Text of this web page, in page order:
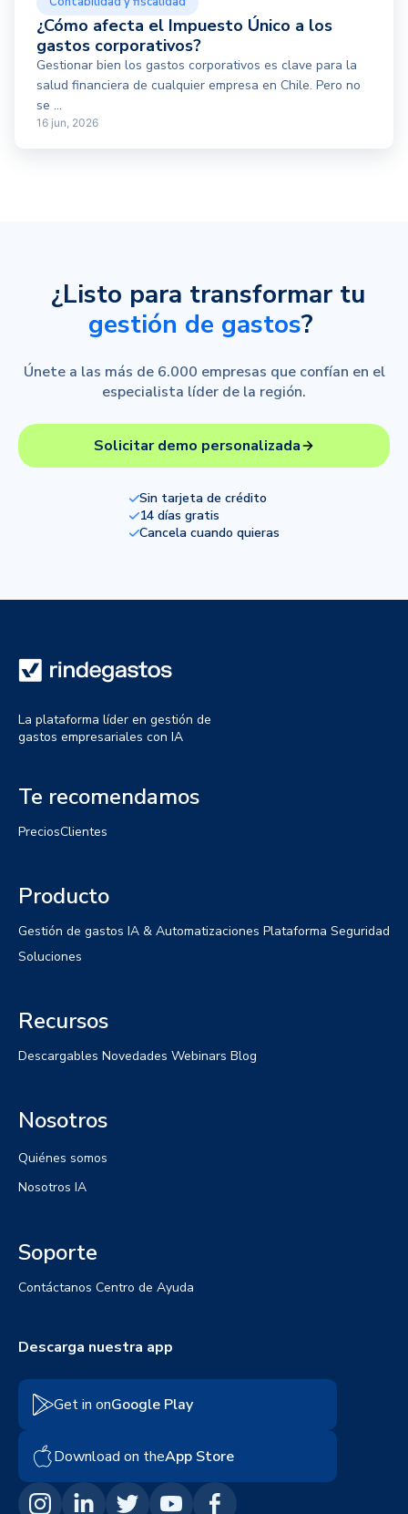
¿Cómo afecta el Impuesto Único a los
gastos corporativos?
Gestionar bien los gastos corporativos es clave para la
salud financiera de cualquier empresa en Chile. Pero no
se ...
16 jun, 2026
¿Listo para transformar tu
gestión de gastos?
Únete a las más de 6.000 empresas que confían en el
especialista líder de la región.
Solicitar demo personalizada
Sin tarjeta de crédito
14 días gratis
Cancela cuando quieras
La plataforma líder en gestión de
gastos empresariales con IA
Te recomendamos
PreciosClientes
Producto
Gestión de gastos IA & Automatizaciones Plataforma Seguridad
Soluciones
Recursos
Descargables Novedades Webinars Blog
Nosotros
Quiénes somos
Nosotros IA
Soporte
Contáctanos Centro de Ayuda
Descarga nuestra app
Get in onGoogle Play
Download on theApp Store